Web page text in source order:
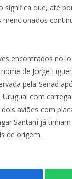
significa que, até
mencionados
encontrados no
de Jorge
pela Senad
com
aviões com
Santaní já
de origem.